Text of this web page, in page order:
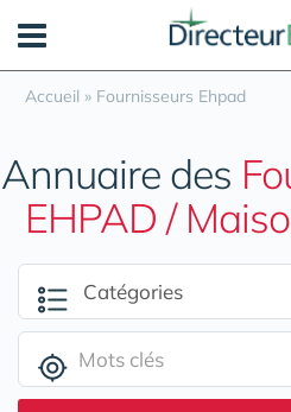
Accueil » Fournisseurs Ehpad
Annuaire des
EHPAD /
Panneau de gestion des cookies